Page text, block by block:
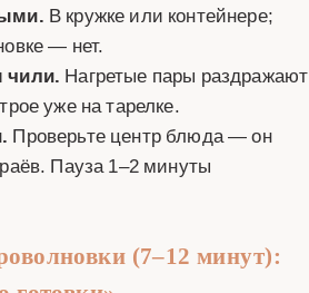
В кружке или контейнере;
— нет.
чили. Нагретые пары раздражают
уже на тарелке.
Проверьте центр блюда — он
Пауза 1–2 минуты
(7–12 минут):